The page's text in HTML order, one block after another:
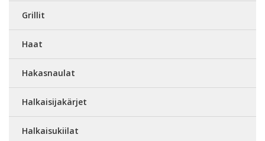
Grillit
Haat
Hakasnaulat
Halkaisijakärjet
Halkaisukiilat